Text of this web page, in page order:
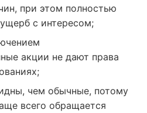
при этом полностью
с интересом;
акции не дают права
чем обычные, потому
всего обращается